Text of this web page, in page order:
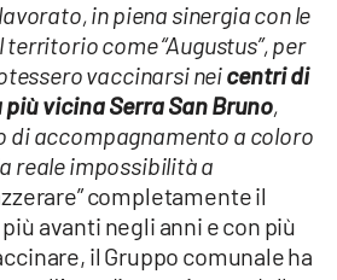
in piena sinergia con le
come “Augustus”, per
vaccinarsi neicentri di
vicina Serra San Bruno,
di accompagnamento a coloro
reale impossibilità a
completamente il
avanti negli anni e con più
il Gruppo comunale ha